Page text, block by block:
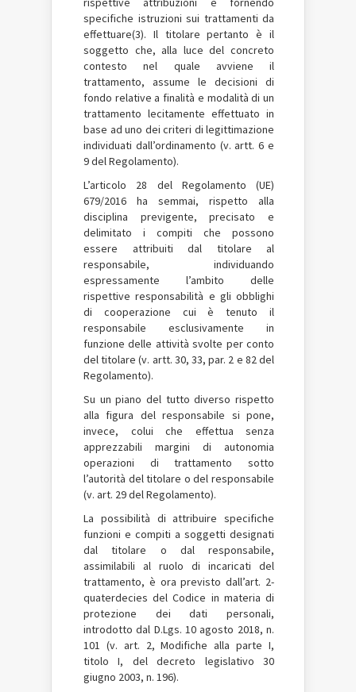
specifiche istruzioni sui trattamenti da
effettuare(3). Il titolare pertanto è il
soggetto che, alla luce del concreto
contesto nel quale avviene il
trattamento, assume le decisioni di
fondo relative a finalità e modalità di un
trattamento lecitamente effettuato in
base ad uno dei criteri di legittimazione
individuati dall’ordinamento (v. artt. 6 e
9 del Regolamento).
L’articolo 28 del Regolamento (UE)
679/2016 ha semmai, rispetto alla
disciplina previgente, precisato e
delimitato i compiti che possono
essere attribuiti dal titolare al
responsabile, individuando
espressamente l’ambito delle
rispettive responsabilità e gli obblighi
di cooperazione cui è tenuto il
responsabile esclusivamente in
funzione delle attività svolte per conto
del titolare (v. artt. 30, 33, par. 2 e 82 del
Regolamento).
Su un piano del tutto diverso rispetto
alla figura del responsabile si pone,
invece, colui che effettua senza
apprezzabili margini di autonomia
operazioni di trattamento sotto
l’autorità del titolare o del responsabile
(v. art. 29 del Regolamento).
La possibilità di attribuire specifiche
funzioni e compiti a soggetti designati
dal titolare o dal responsabile,
assimilabili al ruolo di incaricati del
trattamento, è ora previsto dall’art. 2-
quaterdecies del Codice in materia di
protezione dei dati personali,
introdotto dal D.Lgs. 10 agosto 2018, n.
101 (v. art. 2, Modifiche alla parte I,
titolo I, del decreto legislativo 30
giugno 2003, n. 196).